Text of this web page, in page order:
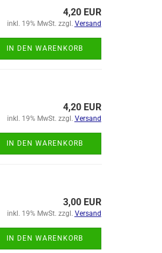
4,20 EUR
inkl. 19% MwSt. zzgl. Versand
IN DEN WARENKORB
4,20 EUR
inkl. 19% MwSt. zzgl. Versand
IN DEN WARENKORB
3,00 EUR
inkl. 19% MwSt. zzgl. Versand
IN DEN WARENKORB